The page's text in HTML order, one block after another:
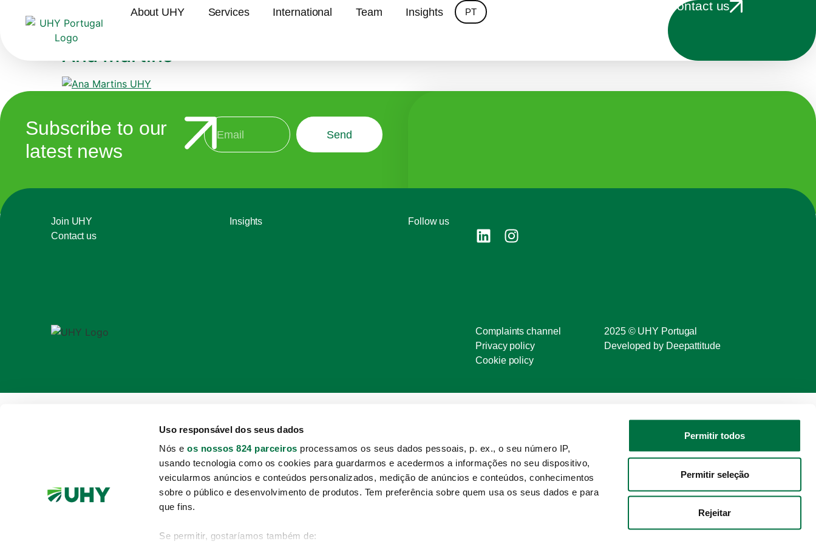
Uso responsável dos seus dados
Nós eos nossos 824 parceiros processamos os seus dados pessoais, p. ex., o seu número IP,
usando tecnologia como os cookies para guardarmos e acedermos a informações no seu dispositivo,
veicularmos anúncios e conteúdos personalizados, medição de anúncios e conteúdos, conhecimentos
sobre o público e desenvolvimento de produtos. Tem preferência sobre quem usa os seus dados e para
que fins.
Se permitir, gostaríamos também de:
Permitir todos
Permitir seleção
Rejeitar
About UHY Services International Team Insights PT Contact us
Serviço:ESG
Ana Martins
Subscribe to our
latest news
Send
Join UHY
Contact us
Insights Follow us
Complaints channel
Privacy policy
Cookie policy
2025 © UHY Portugal
Developed by Deepattitude